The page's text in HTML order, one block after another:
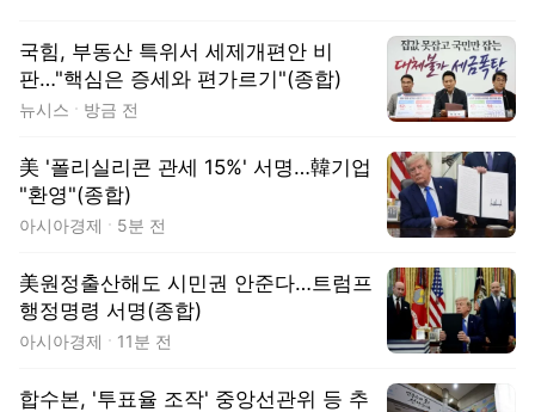
국힘, 부동산 특위서 세제개편안 비
판…"핵심은 증세와 편가르기"(종합)
뉴시스 방금 전
美 '폴리실리콘 관세 15%' 서명…韓기업
"환영"(종합)
아시아경제 5분 전
美원정출산해도 시민권 안준다…트럼프
행정명령 서명(종합)
아시아경제 11분 전
합수본, '투표율 조작' 중앙선관위 등 추